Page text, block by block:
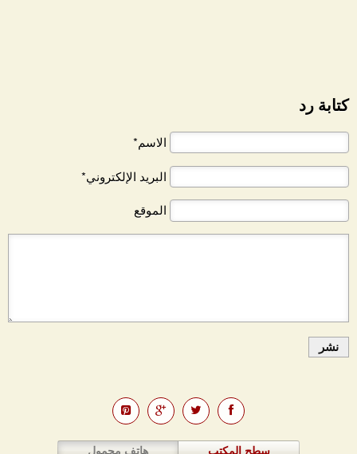
كتابة رد
الاسم*
البريد الإلكتروني*
الموقع
نشر
هاتف محمول سطح المكتب